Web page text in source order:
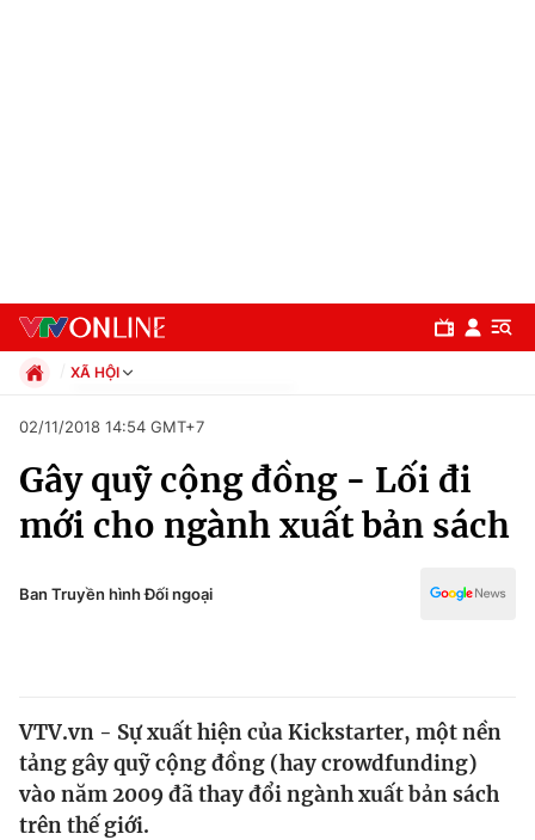
Chuyên mục
Chính trị
Xã hội
Y tế
Thế giới
XÃ HỘI
Xã hội
Pháp luật
Kinh tế
Thể thao
Văn hóa - Giải trí
Giáo dục
02/11/2018 14:54 GMT+7
Gây quỹ cộng đồng - Lối đi
mới cho ngành xuất bản sách
Ban Truyền hình Đối ngoại
VTV.vn - Sự xuất hiện của Kickstarter, một nền
tảng gây quỹ cộng đồng (hay crowdfunding)
vào năm 2009 đã thay đổi ngành xuất bản sách
trên thế giới.